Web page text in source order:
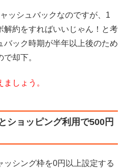
ッシュバックなのですが、1
解約をすればいいじゃん！と考
バック時期が半年以上後のため
却下。
しょう。
ショッピング利用で500円
ッシング枠を0円以上設定する